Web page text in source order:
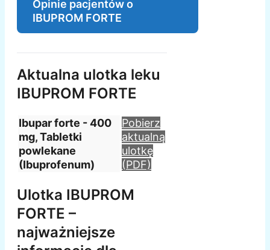
Opinie pacjentów o
IBUPROM FORTE
Aktualna ulotka leku
IBUPROM FORTE
Ibupar forte - 400
mg, Tabletki
powlekane
(Ibuprofenum)
Pobierz
aktualną
ulotkę
(PDF)
Ulotka IBUPROM
FORTE –
najważniejsze